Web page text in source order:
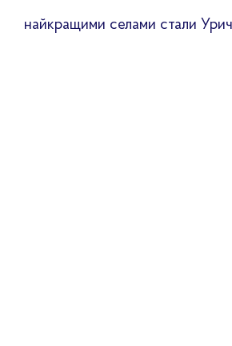
найкращими селами стали